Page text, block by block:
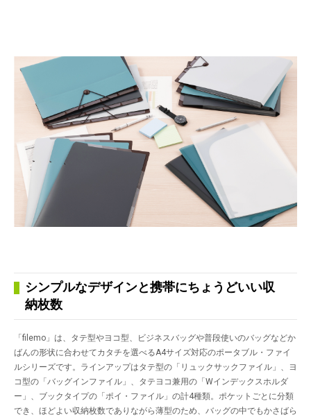
シンプルなデザインと携帯にちょうどいい収
納枚数
「filemo」は、タテ型やヨコ型、ビジネスバッグや普段使いのバッグなどか
ばんの形状に合わせてカタチを選べるA4サイズ対応のポータブル・ファイ
ルシリーズです。ラインアップはタテ型の「リュックサックファイル」、ヨ
コ型の「バッグインファイル」、タテヨコ兼用の「Wインデックスホルダ
ー」、ブックタイプの「ポイ・ファイル」の計4種類。ポケットごとに分類
でき、ほどよい収納枚数でありながら薄型のため、バッグの中でもかさばら